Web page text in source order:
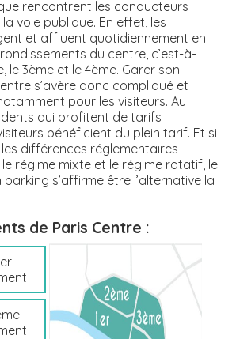
rencontrent les conducteurs
voie publique. En effet, les
et affluent quotidiennement en
du centre, c’est-à-
le 3ème et le 4ème. Garer son
s’avère donc compliqué et
pour les visiteurs. Au
qui profitent de tarifs
bénéficient du plein tarif. Et si
différences réglementaires
régime mixte et le régime rotatif, le
s’affirme être l’alternative la
de Paris Centre :